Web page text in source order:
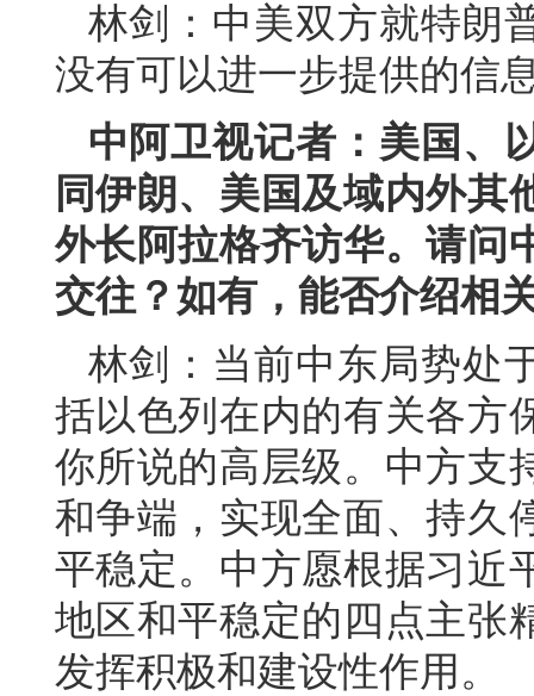
林剑：中美双方就特朗
没有可以进一步提供的信
中阿卫视记者：美国、
同伊朗、美国及域内外其
外长阿拉格齐访华。请问
交往？如有，能否介绍相
林剑：当前中东局势处
括以色列在内的有关各方
你所说的高层级。中方支
和争端，实现全面、持久
平稳定。中方愿根据习近
地区和平稳定的四点主张
发挥积极和建设性作用。